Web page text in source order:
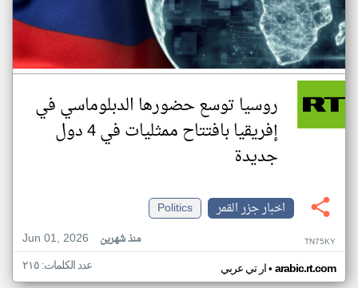
روسيا توسع حضورها الدبلوماسي في
إفريقيا بافتتاح ممثليات في 4 دول
جديدة
اخبار جزر القمر
Politics
Jun 01, 2026
منذ شهرين TN75KY
ار تي عربي• arabic.rt.com عدد الكلمات: ٢١٥